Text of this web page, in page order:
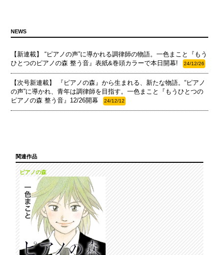
NEWS
【新連載】 “ピアノの声”に導かれる調律師の物語。一色まこと『もう
ひとつのピアノの森 整う音』表紙&巻頭カラーで本日開幕!
24/12/26
【次号新連載】 『ピアノの森』から生まれる、新たな物語。“ピアノ
の声”に導かれ、青年は調律師を目指す。一色まこと『もうひとつの
ピアノの森 整う音』12/26開幕
24/12/12
関連作品
ピアノの森